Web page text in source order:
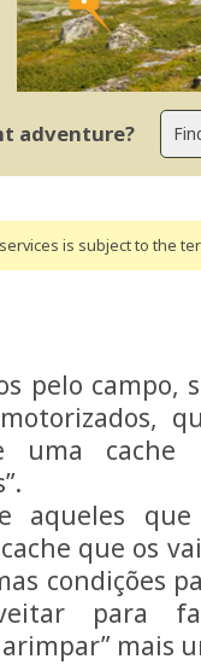
adventure?
is subject to the
pelo campo,
uma cache
aqueles
que os
condições
para
mais